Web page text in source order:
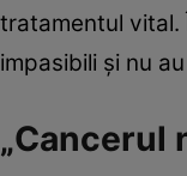
tratamentul vital.
impasibili și nu
„Cancerul